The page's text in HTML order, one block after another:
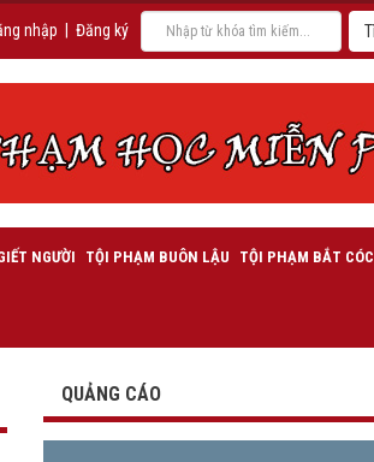
nhập Đăng ký
NGƯỜI TỘI PHẠM BUÔN LẬU TỘI PHẠM BẮT CÓC
QUẢNG CÁO